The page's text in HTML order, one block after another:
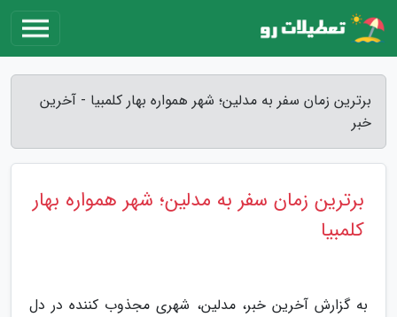
برترین زمان سفر به مدلین؛ شهر همواره بهار کلمبیا - آخرین
خبر
برترین زمان سفر به مدلین؛ شهر همواره بهار
کلمبیا
به گزارش آخرین خبر، مدلین، شهری مجذوب کننده در دل